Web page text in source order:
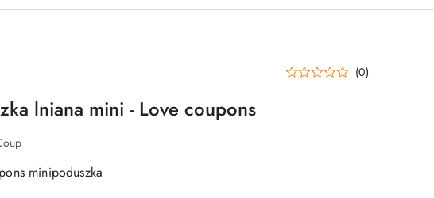
(0)
lniana mini - Love coupons
minipoduszka